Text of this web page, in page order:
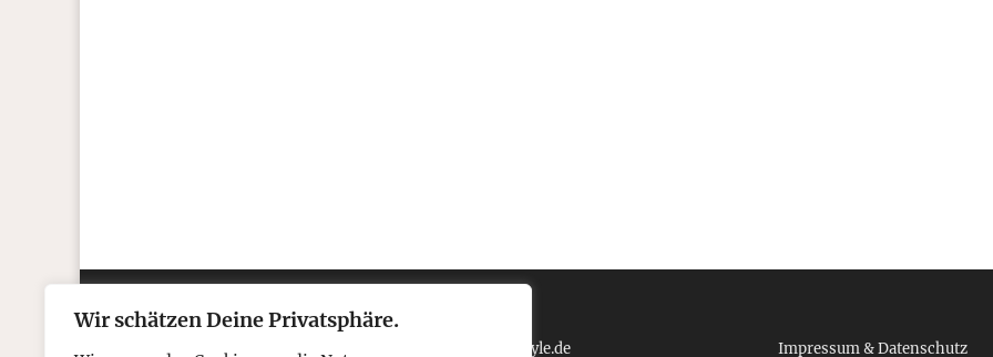
Wir schätzen Deine Privatsphäre.
Kontakt Über tcboyle.de Impressum & Datenschutz